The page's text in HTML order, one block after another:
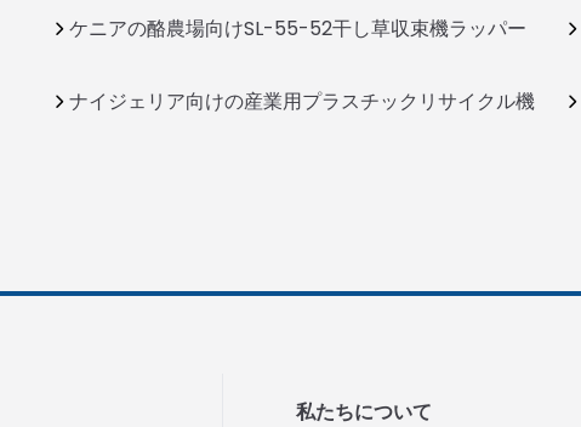
ケニアの酪農場向けSL-55-52干し草収束機ラッパー
ナイジェリア向けの産業用プラスチックリサイクル機
私たちについて